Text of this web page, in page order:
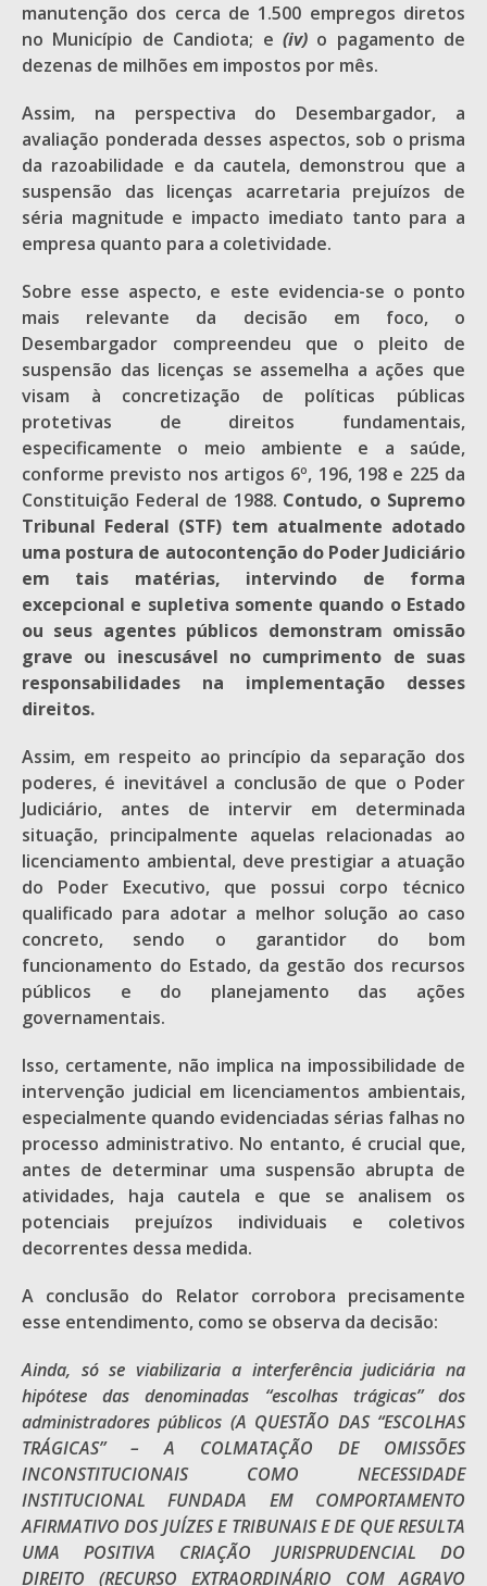
manutenção dos cerca de 1.500 empregos diretos
no Município de Candiota; e (iv)o pagamento de
dezenas de milhões em impostos por mês.
Assim, na perspectiva do Desembargador, a
avaliação ponderada desses aspectos, sob o prisma
da razoabilidade e da cautela, demonstrou que a
suspensão das licenças acarretaria prejuízos de
séria magnitude e impacto imediato tanto para a
empresa quanto para a coletividade.
Sobre esse aspecto, e este evidencia-se o ponto
mais relevante da decisão em foco, o
Desembargador compreendeu que o pleito de
suspensão das licenças se assemelha a ações que
visam à concretização de políticas públicas
protetivas de direitos fundamentais,
especificamente o meio ambiente e a saúde,
conforme previsto nos artigos 6º, 196, 198 e 225 da
Constituição Federal de 1988. Contudo, o Supremo
Tribunal Federal (STF) tem atualmente adotado
uma postura de autocontenção do Poder Judiciário
em tais matérias, intervindo de forma
excepcional e supletiva somente quando o Estado
ou seus agentes públicos demonstram omissão
grave ou inescusável no cumprimento de suas
responsabilidades na implementação desses
direitos.
Assim, em respeito ao princípio da separação dos
poderes, é inevitável a conclusão de que o Poder
Judiciário, antes de intervir em determinada
situação, principalmente aquelas relacionadas ao
licenciamento ambiental, deve prestigiar a atuação
do Poder Executivo, que possui corpo técnico
qualificado para adotar a melhor solução ao caso
concreto, sendo o garantidor do bom
funcionamento do Estado, da gestão dos recursos
públicos e do planejamento das ações
governamentais.
Isso, certamente, não implica na impossibilidade de
intervenção judicial em licenciamentos ambientais,
especialmente quando evidenciadas sérias falhas no
processo administrativo. No entanto, é crucial que,
antes de determinar uma suspensão abrupta de
atividades, haja cautela e que se analisem os
potenciais prejuízos individuais e coletivos
decorrentes dessa medida.
A conclusão do Relator corrobora precisamente
esse entendimento, como se observa da decisão:
Ainda, só se viabilizaria a interferência judiciária na
hipótese das denominadas “escolhas trágicas” dos
administradores públicos (A QUESTÃO DAS “ESCOLHAS
TRÁGICAS” – A COLMATAÇÃO DE OMISSÕES
INCONSTITUCIONAIS COMO NECESSIDADE
INSTITUCIONAL FUNDADA EM COMPORTAMENTO
AFIRMATIVO DOS JUÍZES E TRIBUNAIS E DE QUE RESULTA
UMA POSITIVA CRIAÇÃO JURISPRUDENCIAL DO
DIREITO (RECURSO EXTRAORDINÁRIO COM AGRAVO